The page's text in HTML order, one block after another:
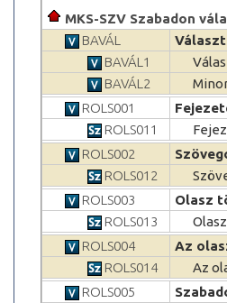
MKS-SZV Szabadon
BAVÁL
BAVÁL1
BAVÁL2
ROLS001
ROLS011
ROLS002
ROLS012
ROLS003
Olasz
ROLS013
ROLS004
Az
ROLS014
Az
ROLS005